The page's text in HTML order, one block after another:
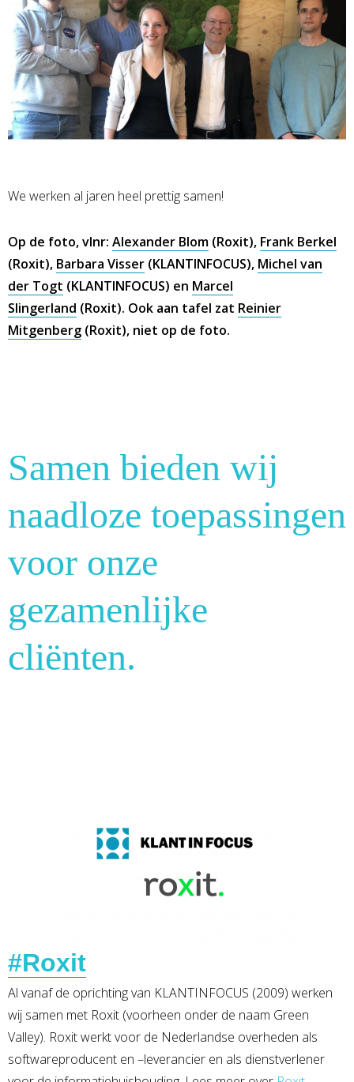
We werken al jaren heel prettig samen!
Op de foto, vlnr: Alexander Blom (Roxit), Frank Berkel
(Roxit), Barbara Visser (KLANTINFOCUS), Michel van
der Togt (KLANTINFOCUS) en Marcel
Slingerland (Roxit). Ook aan tafel zat Reinier
Mitgenberg (Roxit), niet op de foto.
Samen bieden wij
naadloze toepassingen
voor onze
gezamenlijke
cliënten.
#Roxit
Al vanaf de oprichting van KLANTINFOCUS (2009) werken
wij samen met Roxit (voorheen onder de naam Green
Valley). Roxit werkt voor de Nederlandse overheden als
softwareproducent en –leverancier en als dienstverlener